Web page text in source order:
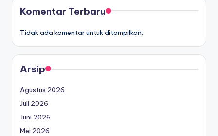
Komentar Terbaru
Tidak ada komentar untuk ditampilkan.
Arsip
Agustus 2026
Juli 2026
Juni 2026
Mei 2026